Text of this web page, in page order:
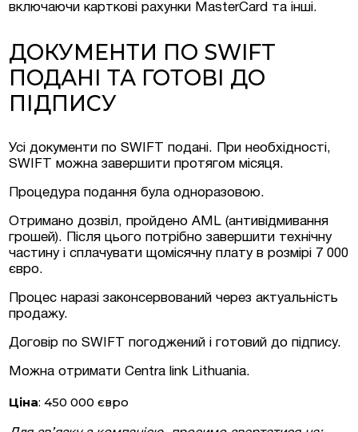
включаючи карткові рахунки MasterCard та інші.
ДОКУМЕНТИ ПО SWIFT
ПОДАНІ ТА ГОТОВІ ДО
ПІДПИСУ
Усі документи по SWIFT подані. При необхідності,
SWIFT можна завершити протягом місяця.
Процедура подання була одноразовою.
Отримано дозвіл, пройдено AML (антивідмивання
грошей). Після цього потрібно завершити технічну
частину і сплачувати щомісячну плату в розмірі 7 000
євро.
Процес наразі законсервований через актуальність
продажу.
Договір по SWIFT погоджений і готовий до підпису.
Можна отримати Centra link Lithuania.
Ціна: 450 000 євро